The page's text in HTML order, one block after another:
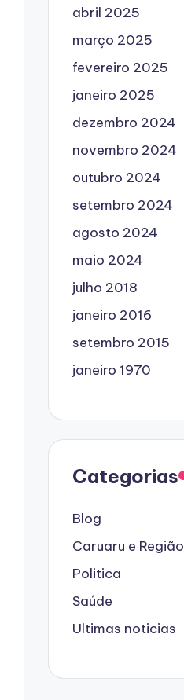
abril 2025
março 2025
fevereiro 2025
janeiro 2025
dezembro 2024
novembro 2024
outubro 2024
setembro 2024
agosto 2024
maio 2024
julho 2018
janeiro 2016
setembro 2015
janeiro 1970
Categorias
Blog
Caruaru e Região
Politica
Saúde
Ultimas noticias